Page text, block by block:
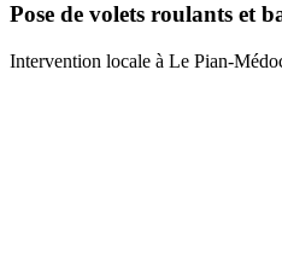
Pose de volets roulants et
Intervention locale à Le Pian-